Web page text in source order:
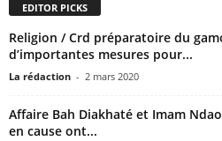
EDITOR PICKS
Religion / Crd préparatoire du
d’importantes mesures pour...
La rédaction - 2 mars 2020
Affaire Bah Diakhaté et Imam
en cause ont...